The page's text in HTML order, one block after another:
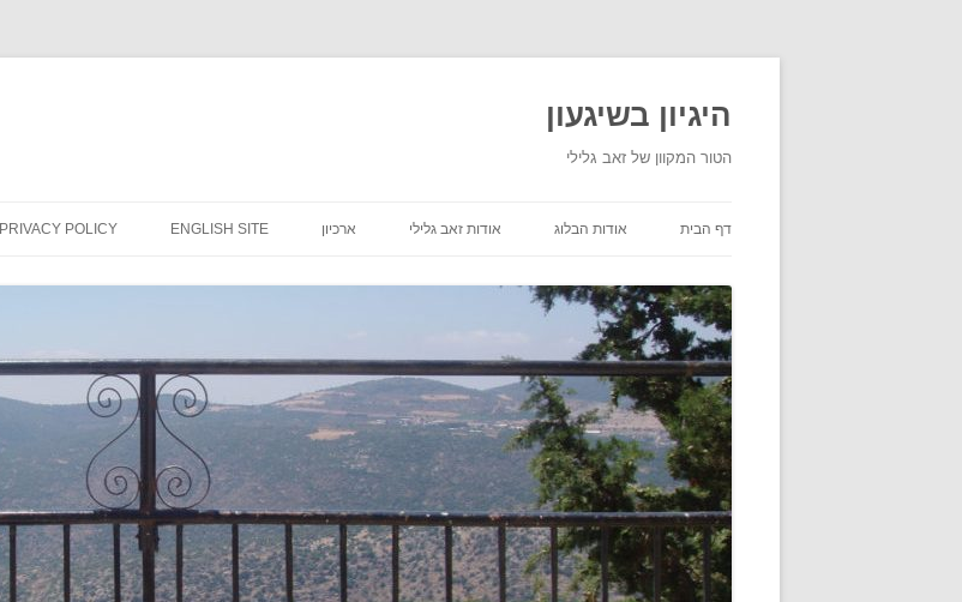
היגיון בשיגעון
הטור המקוון של זאב גלילי
דף הבית אודות הבלוג אודות זאב גלילי ארכיון ENGLISH SITE
PRIVACY POLICY